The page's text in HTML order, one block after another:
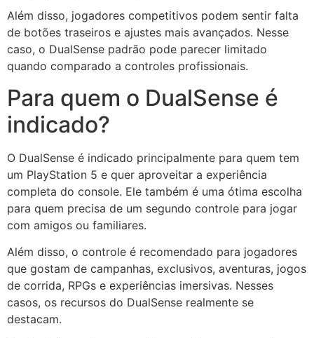
Além disso, jogadores competitivos podem sentir falta
de botões traseiros e ajustes mais avançados. Nesse
caso, o DualSense padrão pode parecer limitado
quando comparado a controles profissionais.
Para quem o DualSense é
indicado?
O DualSense é indicado principalmente para quem tem
um PlayStation 5 e quer aproveitar a experiência
completa do console. Ele também é uma ótima escolha
para quem precisa de um segundo controle para jogar
com amigos ou familiares.
Além disso, o controle é recomendado para jogadores
que gostam de campanhas, exclusivos, aventuras, jogos
de corrida, RPGs e experiências imersivas. Nesses
casos, os recursos do DualSense realmente se
destacam.